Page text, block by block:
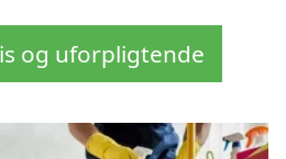
og uforpligtende